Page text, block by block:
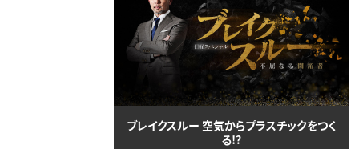
ブレイクスルー 空気からプラスチックをつく
る!?